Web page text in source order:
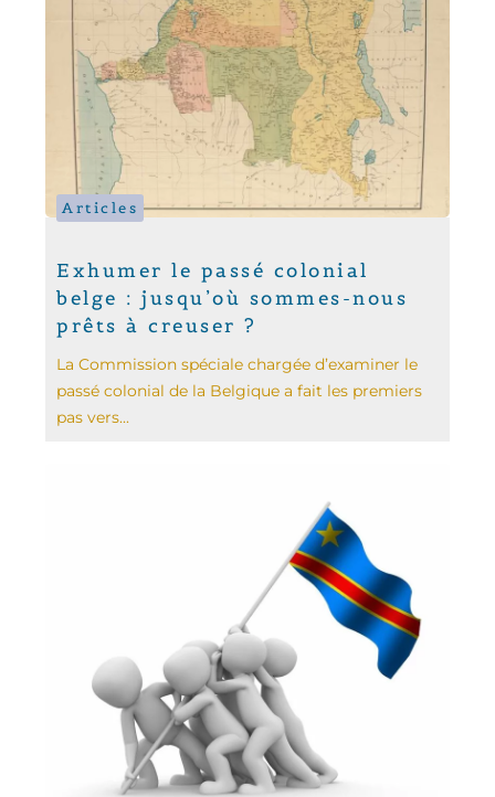
Articles
Exhumer le passé colonial
belge : jusqu’où sommes-nous
prêts à creuser ?
La Commission spéciale chargée d’examiner le
passé colonial de la Belgique a fait les premiers
pas vers...